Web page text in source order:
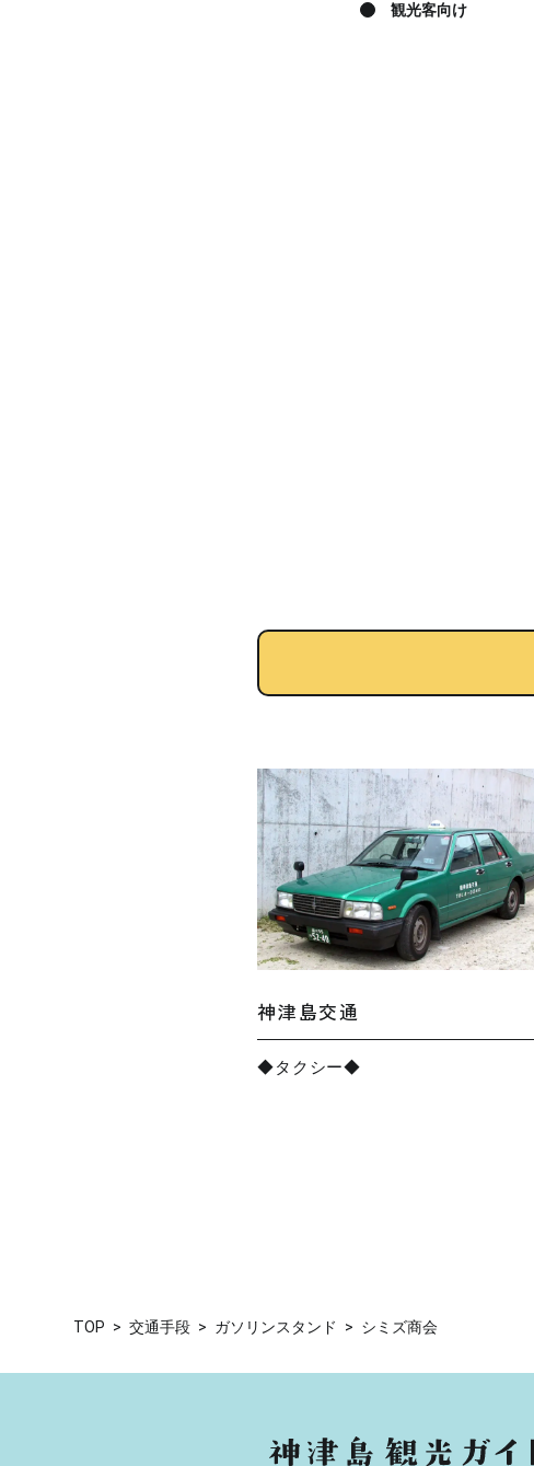
観光客向け
神津島交通
◆タクシー◆
TOP 交通手段 ガソリンスタンド シミズ商会